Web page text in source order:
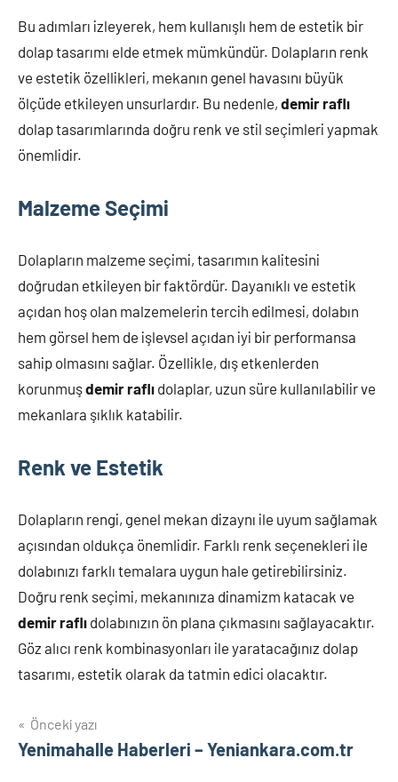
Bu adımları izleyerek, hem kullanışlı hem de estetik bir
dolap tasarımı elde etmek mümkündür. Dolapların renk
ve estetik özellikleri, mekanın genel havasını büyük
ölçüde etkileyen unsurlardır. Bu nedenle, demir raflı
dolap tasarımlarında doğru renk ve stil seçimleri yapmak
önemlidir.
Malzeme Seçimi
Dolapların malzeme seçimi, tasarımın kalitesini
doğrudan etkileyen bir faktördür. Dayanıklı ve estetik
açıdan hoş olan malzemelerin tercih edilmesi, dolabın
hem görsel hem de işlevsel açıdan iyi bir performansa
sahip olmasını sağlar. Özellikle, dış etkenlerden
korunmuşdemir raflı dolaplar, uzun süre kullanılabilir ve
mekanlara şıklık katabilir.
Renk ve Estetik
Dolapların rengi, genel mekan dizaynı ile uyum sağlamak
açısından oldukça önemlidir. Farklı renk seçenekleri ile
dolabınızı farklı temalara uygun hale getirebilirsiniz.
Doğru renk seçimi, mekanınıza dinamizm katacak ve
demir raflı dolabınızın ön plana çıkmasını sağlayacaktır.
Göz alıcı renk kombinasyonları ile yaratacağınız dolap
tasarımı, estetik olarak da tatmin edici olacaktır.
Yazı
gezinmesi
Önceki yazı
Yenimahalle Haberleri – Yeniankara.com.tr